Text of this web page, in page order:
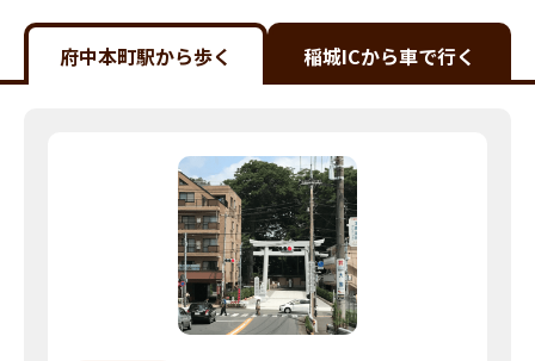
府中本町駅から歩く 稲城ICから車で行く